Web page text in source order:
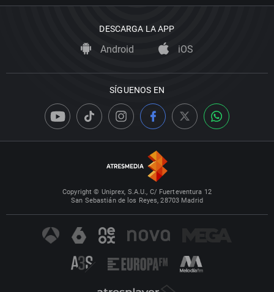
DESCARGA LA APP
Android iOS
SÍGUENOS EN
Copyright © Uniprex, S.A.U., C/ Fuerteventura 12
San Sebastián de los Reyes, 28703 Madrid